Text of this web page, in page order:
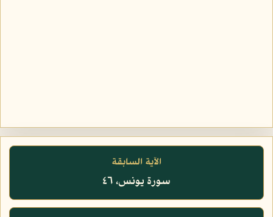
الآية السابقة
سورة يونس، ٤٦